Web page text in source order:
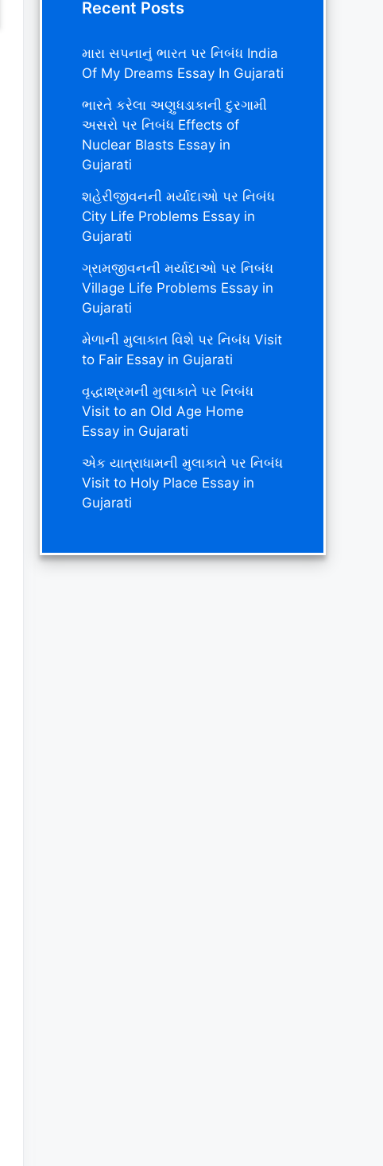
Recent Posts
મારા સપનાનું ભારત પર નિબંધ India
Of My Dreams Essay In Gujarati
ભારતે કરેલા અણુધડાકાની દુરગામી
અસરો પર નિબંધ Effects of
Nuclear Blasts Essay in
Gujarati
શહેરીજીવનની મર્યાદાઓ પર નિબંધ
City Life Problems Essay in
Gujarati
ગ્રામજીવનની મર્યાદાઓ પર નિબંધ
Village Life Problems Essay in
Gujarati
મેળાની મુલાકાત વિશે પર નિબંધ Visit
to Fair Essay in Gujarati
વૃદ્ધાશ્રમની મુલાકાતે પર નિબંધ
Visit to an Old Age Home
Essay in Gujarati
એક યાત્રાધામની મુલાકાતે પર નિબંધ
Visit to Holy Place Essay in
Gujarati